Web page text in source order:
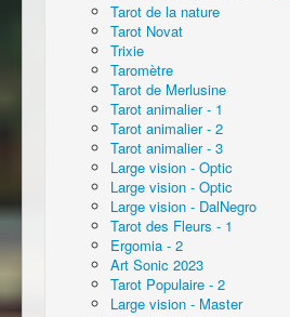
Tarot de la nature
Tarot Novat
Trixie
Taromètre
Tarot de Merlusine
Tarot animalier - 1
Tarot animalier - 2
Tarot animalier - 3
Large vision - Optic
Large vision - Optic
Large vision - DalNegro
Tarot des Fleurs - 1
Ergomia - 2
Art Sonic 2023
Tarot Populaire - 2
Large vision - Master